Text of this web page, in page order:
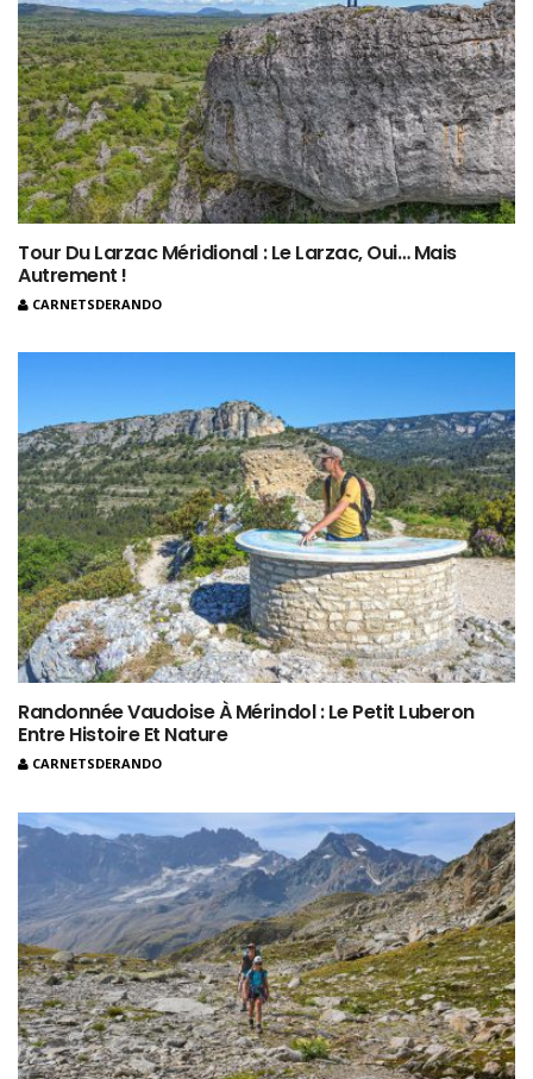
Tour Du Larzac Méridional : Le Larzac, Oui… Mais
Autrement !
CARNETSDERANDO
Randonnée Vaudoise À Mérindol : Le Petit Luberon
Entre Histoire Et Nature
CARNETSDERANDO